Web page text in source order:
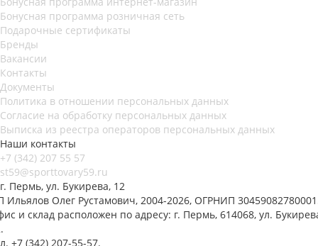
Бонусная программа розничная сеть
Подарочные сертификаты
Бренды
Вакансии
Контакты
Документы
Политика в отношении персональных данных
Согласие на обработку персональных данных
Выписка из реестра операторов персональных данных
Наши контакты
+7 (342) 207 55 57
st59@sporttovary59.ru
г. Пермь, ул. Букирева, 12
Ильялов Олег Рустамович, 2004-2026, ОГРНИП
и склад расположен по адресу: г. Пермь, 614068, ул.
+7 (342) 207-55-57.